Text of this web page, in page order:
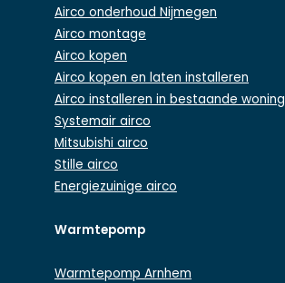
Airco onderhoud Nijmegen
Airco montage
Airco kopen
Airco kopen en laten installeren
Airco installeren in bestaande woning
Systemair airco
Mitsubishi airco
Stille airco
Energiezuinige airco
Warmtepomp
Warmtepomp Arnhem